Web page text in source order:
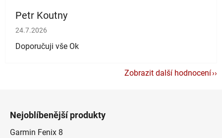
Petr Koutny
Hodnocení obchodu je 5 z 5 hvězdiček.
24.7.2026
Doporučuji vše Ok
Zobrazit další hodnocení
Nejoblíbenější produkty
Garmin Fenix 8